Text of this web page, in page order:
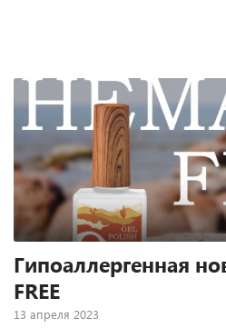
Гипоаллергенная
FREE
13 апреля 2023